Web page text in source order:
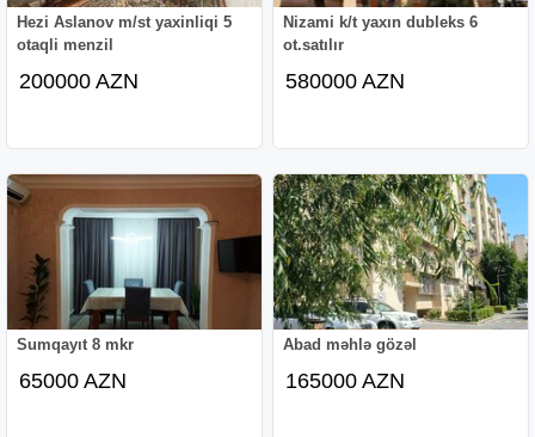
Hezi Aslanov m/st yaxinliqi 5
otaqli menzil
200000 AZN
Nizami k/t yaxın dubleks 6
ot.satılır
580000 AZN
Sumqayıt 8 mkr
65000 AZN
Abad məhlə gözəl
165000 AZN